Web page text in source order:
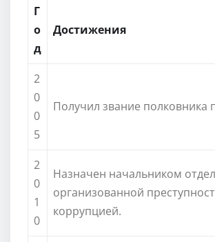
Г
о
д
Достижения
2
0
0
5
Получил звание полковника
2
0
1
0
Назначен начальником
организованной
коррупцией.